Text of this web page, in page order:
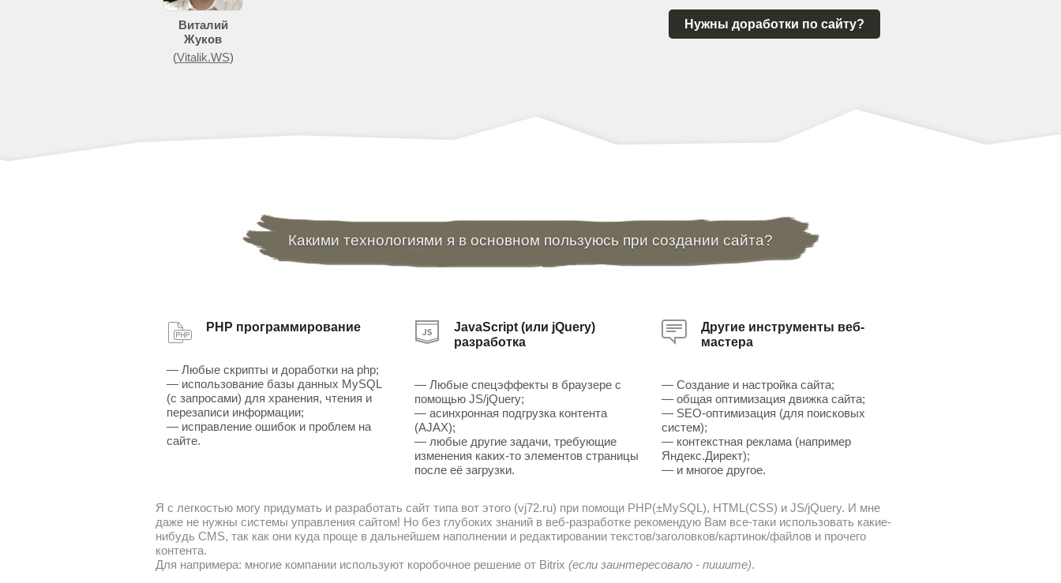
Виталий
Жуков
(Vitalik.WS)
Нужны доработки по сайту?
Какими технологиями я в основном пользуюсь при создании сайта?
PHP программирование
— Любые скрипты и доработки на php;
— использование базы данных MySQL
(с запросами) для хранения, чтения и
перезаписи информации;
— исправление ошибок и проблем на
сайте.
JavaScript (или jQuery)
разработка
— Любые спецэффекты в браузере с
помощью JS/jQuery;
— асинхронная подгрузка контента
(AJAX);
— любые другие задачи, требующие
изменения каких-то элементов страницы
после её загрузки.
Другие инструменты веб-
мастера
— Создание и настройка сайта;
— общая оптимизация движка сайта;
— SEO-оптимизация (для поисковых
систем);
— контекстная реклама (например
Яндекс.Директ);
— и многое другое.
Я с легкостью могу придумать и разработать сайт типа вот этого (vj72.ru) при помощи PHP(±MySQL), HTML(CSS) и JS/jQuery. И мне
даже не нужны системы управления сайтом! Но без глубоких знаний в веб-разработке рекомендую Вам все-таки использовать какие-
нибудь CMS, так как они куда проще в дальнейшем наполнении и редактировании текстов/заголовков/картинок/файлов и прочего
контента.
Для напримера: многие компании используют коробочное решение от Bitrix (если заинтересовало - пишите).